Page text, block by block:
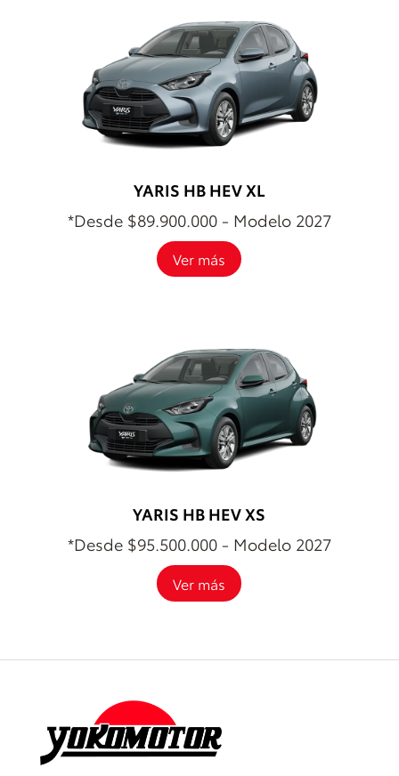
YARIS HB HEV XL
*Desde $89.900.000 - Modelo 2027
Ver más
YARIS HB HEV XS
*Desde $95.500.000 - Modelo 2027
Ver más